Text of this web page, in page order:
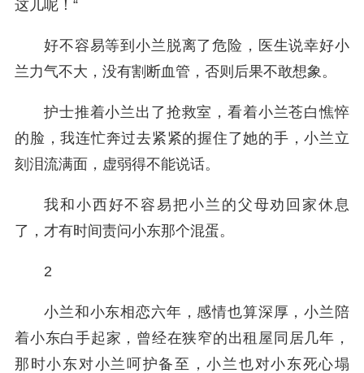
这儿呢！“
好不容易等到小兰脱离了危险，医生说幸好小
兰力气不大，没有割断血管，否则后果不敢想象。
护士推着小兰出了抢救室，看着小兰苍白憔悴
的脸，我连忙奔过去紧紧的握住了她的手，小兰立
刻泪流满面，虚弱得不能说话。
我和小西好不容易把小兰的父母劝回家休息
了，才有时间责问小东那个混蛋。
2
小兰和小东相恋六年，感情也算深厚，小兰陪
着小东白手起家，曾经在狭窄的出租屋同居几年，
那时小东对小兰呵护备至，小兰也对小东死心塌